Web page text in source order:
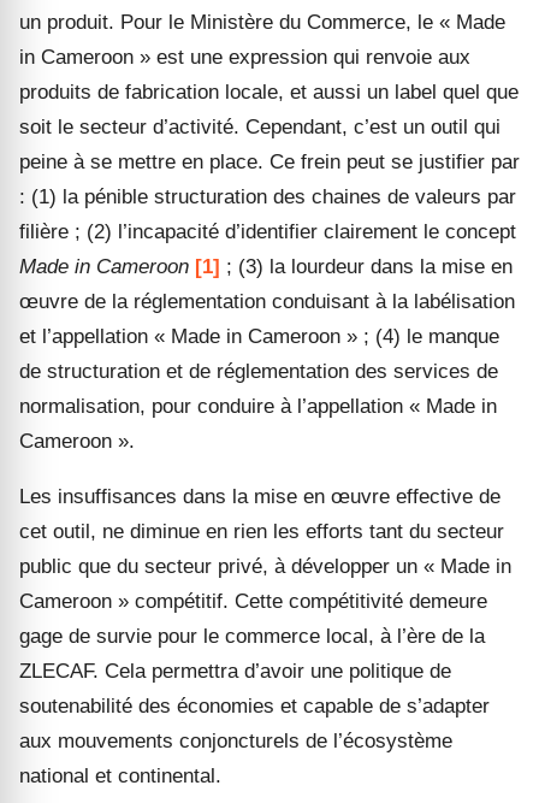
un produit. Pour le Ministère du Commerce, le « Made
in Cameroon » est une expression qui renvoie aux
produits de fabrication locale, et aussi un label quel que
soit le secteur d’activité. Cependant, c’est un outil qui
peine à se mettre en place. Ce frein peut se justifier par
: (1) la pénible structuration des chaines de valeurs par
filière ; (2) l’incapacité d’identifier clairement le concept
Made in Cameroon [1] ; (3) la lourdeur dans la mise en
œuvre de la réglementation conduisant à la labélisation
et l’appellation « Made in Cameroon » ; (4) le manque
de structuration et de réglementation des services de
normalisation, pour conduire à l’appellation « Made in
Cameroon ».
Les insuffisances dans la mise en œuvre effective de
cet outil, ne diminue en rien les efforts tant du secteur
public que du secteur privé, à développer un « Made in
Cameroon » compétitif. Cette compétitivité demeure
gage de survie pour le commerce local, à l’ère de la
ZLECAF. Cela permettra d’avoir une politique de
soutenabilité des économies et capable de s’adapter
aux mouvements conjoncturels de l’écosystème
national et continental.